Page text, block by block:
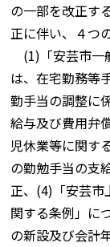
の一部を改正す
正に伴い、４つ
(1)「安芸市一
は、在宅勤務等
勤手当の調整に
給与及び費用弁
児休業等に関す
の勤勉手当の支
正、(4)「安芸市
関する条例」に
の新設及び会計